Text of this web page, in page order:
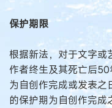
保护期限
根据新法，对于文字或
作者终生及其死亡后
为自创作完成或发表
的保护期为自创作完成